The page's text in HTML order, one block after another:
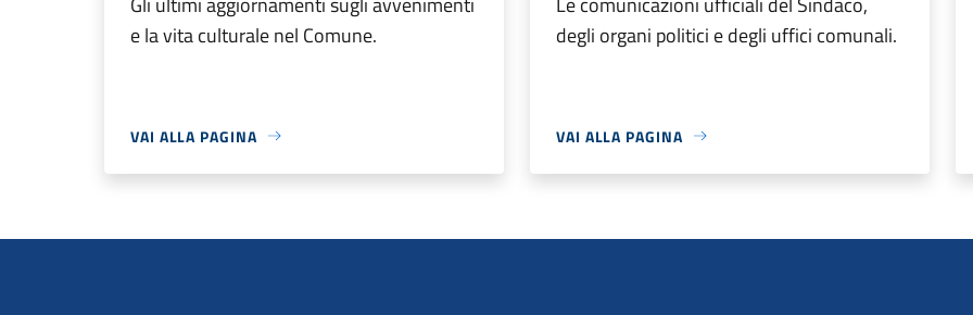
e la vita culturale nel Comune.
VAI ALLA PAGINA
degli organi politici e degli uffici comunali.
VAI ALLA PAGINA